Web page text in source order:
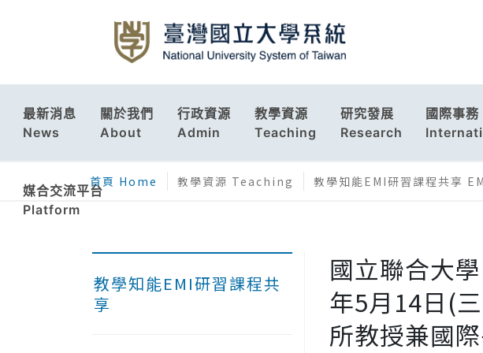
最新消息
News
關於我們
About
行政資源
Admin
教學資源
Teaching
研究發展
Research
國際事務
媒合交流平台
Platform
首頁 Home 教學資源 Teaching 教學知能EMI研習課程共享
教學知能EMI研習課程共
享
國立聯合大
年5月14日(
所教授兼國